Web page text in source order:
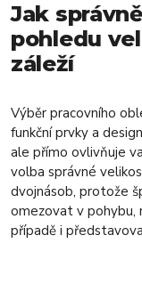
Jak
pohledu
záleží
Výběr pracovního
funkční prvky a
ale přímo ovlivňuje
volba správné
dvojnásob, protože
omezovat v pohybu,
případě i